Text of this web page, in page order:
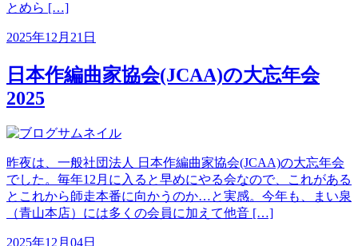
とめら […]
2025年12月21日
日本作編曲家協会(JCAA)の大忘年会
2025
昨夜は、一般社団法人 日本作編曲家協会(JCAA)の大忘年会
でした。毎年12月に入ると早めにやる会なので、これがある
とこれから師走本番に向かうのか…と実感。今年も、まい泉
（青山本店）には多くの会員に加えて他音 […]
2025年12月04日